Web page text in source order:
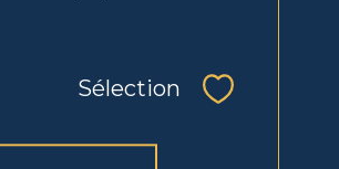
Sélection